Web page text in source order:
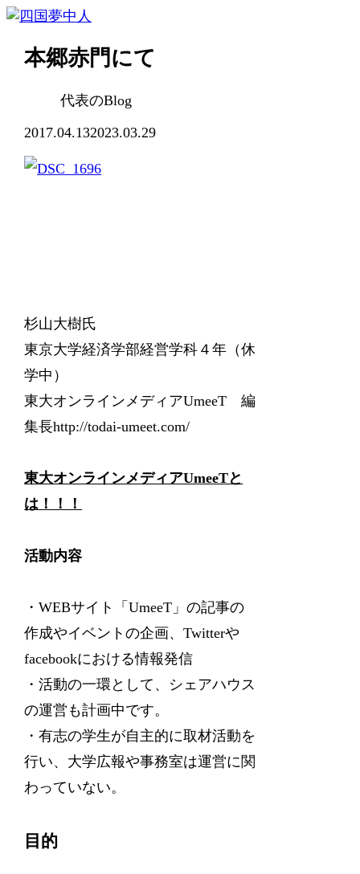
本郷赤門にて
代表のBlog
2017.04.132023.03.29
杉山大樹氏
東京大学経済学部経営学科４年（休
学中）
東大オンラインメディアUmeeT 編
集長http://todai-umeet.com/
東大オンラインメディアUmeeTと
は！！！
活動内容
・WEBサイト「UmeeT」の記事の
作成やイベントの企画、Twitterや
facebookにおける情報発信
・活動の一環として、シェアハウス
の運営も計画中です。
・有志の学生が自主的に取材活動を
行い、大学広報や事務室は運営に関
わっていない。
目的